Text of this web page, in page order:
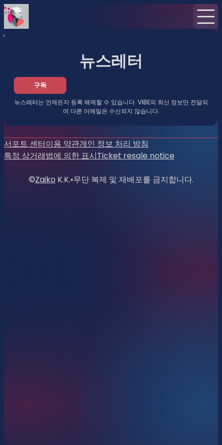
홈
뉴스레터
구독
뉴스레터는 언제든지 등록 해제할 수 있습니다. VIBE의 최신 정보만 전달되
며 다른 이메일은 수신되지 않습니다.
서포트 센터이용 약관개인 정보 처리 방침
특정 상거래법에 의한 표시Ticket resale notice
©Zaiko K.K.•무단 복제 및 재배포를 금지합니다.